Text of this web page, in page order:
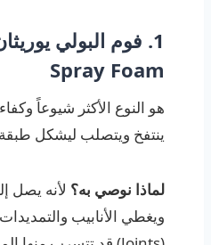
1. فوم البولي
Spray Foam
هو النوع الأكثر شيوعاً
ينتفخ ويتصلب ليشكل
لماذا نوصي به؟ لأنه يصل
ويغطي الأنابيب